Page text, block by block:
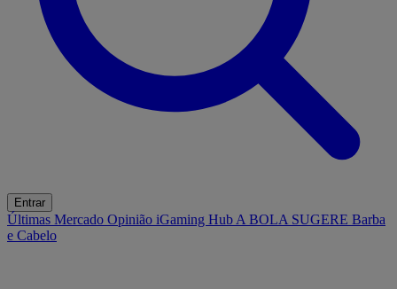
Entrar
Últimas Mercado Opinião iGaming Hub A BOLA SUGERE Barba
e Cabelo